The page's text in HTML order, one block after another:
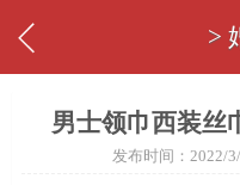
 >
男士领巾西装丝
发布时间：2022/